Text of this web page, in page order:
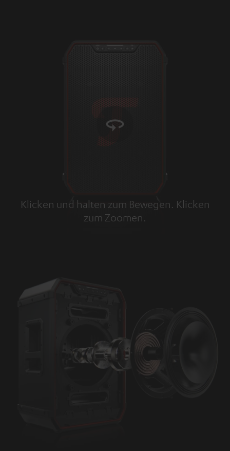
Klicken und halten zum Bewegen. Klicken
zum Zoomen.
Tap to zoom